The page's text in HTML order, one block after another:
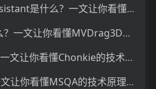
Vision Search Assistant是什么？一文让你看懂Vision Search Assistant的技术原理、主要功能、应用场景
MVDrag3D是什么？一文让你看懂MVDrag3D的技术原理、主要功能、应用场景
Chonkie是什么？一文让你看懂Chonkie的技术原理、主要功能、应用场景
MSQA是什么？一文让你看懂MSQA的技术原理、主要功能、应用场景